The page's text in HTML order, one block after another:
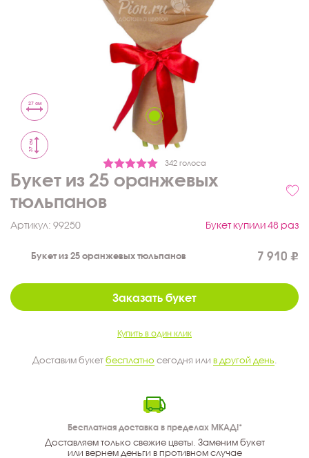
342 голоса
27 см
37 см
Букет из 25 оранжевых
тюльпанов
Артикул: 99250 Букет купили 48 раз
Букет из 25 оранжевых тюльпанов 7 910
Заказать букет
Купить в один клик
Доставим букетбесплатно сегодня или в другой день
Бесплатная доставка в пределах МКАД!*
Доставляем только свежие цветы. Заменим букет
или вернем деньги в противном случае